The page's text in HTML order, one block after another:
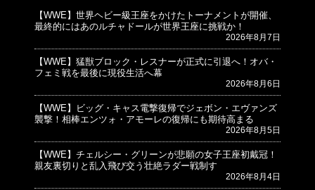
【WWE】世界ヘビー級王座をかけたトーナメントが開催、
最終的にはあのルチャドールが世界王座に挑戦か！
2026年8月7日
【WWE】猛獣ブロック・レスナーが正式に引退へ！オバ・
フェミ戦を最後に現役生活へ幕
2026年8月6日
【WWE】ビッグ・キャス電撃復帰でジェボン・エヴァンズ
襲撃！相棒エンツォ・アモーレの復帰にも期待高まる
2026年8月5日
【WWE】チェルシー・グリーンが悲願の女子王座初戴冠！
親友裏切りと乱入飛び交う壮絶ラダー戦制す
2026年8月4日
© プロレスJunkie ～WWEの最新情報 USA～